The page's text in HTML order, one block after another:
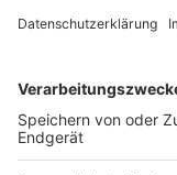
sondern auch
heißt es auf
grundsätzlich
Wenn Autofahrer
nicht der Fall ist,